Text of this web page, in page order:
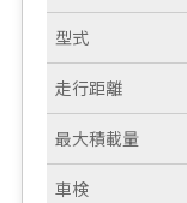
型式
走行距離
最大積載量
車検